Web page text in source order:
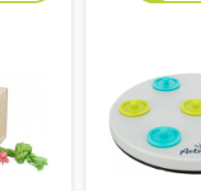
rafforza anche il suo
per il tuo coniglio